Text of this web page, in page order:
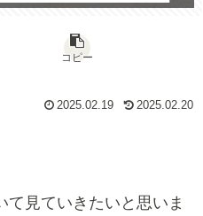
コピー
2025.02.19 2025.02.20
て見ていきたいと思いま